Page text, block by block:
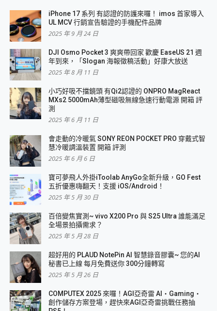
iPhone 17 系列 有認證的防護來囉！ imos 首家導入
UL MCV 行銷宣告驗證的手機配件品牌
2025 年 9 月 24 日
DJI Osmo Pocket 3 爽爽帶回家 歡慶 EaseUS 21 週
年到來，「Slogan 海報徵稿活動」好康大放送
2025 年 8 月 11 日
小巧好吸不擋鏡頭 有Qi2認證的 ONPRO MagReact
MXs2 5000mAh薄型磁吸無線急速行動電源 開箱 評
測
2025 年 6 月 11 日
會走動的冷暖氣 SONY REON POCKET PRO 穿戴式智
慧冷暖調溫裝置 開箱 評測
2025 年 6 月 6 日
寶可夢飛人外掛iToolab AnyGo全新升級，GO Fest
五折優惠嗨翻天！支援 iOS/Android！
2025 年 5 月 30 日
百倍變焦實測~ vivo X200 Pro 與 S25 Ultra 誰能滿足
全場景拍攝需求？
2025 年 5 月 28 日
超好用的 PLAUD NotePin AI 智慧錄音膠囊~ 您的AI
秘書已上線 每月免費送你 300分鐘轉寫
2025 年 5 月 26 日
COMPUTEX 2025 來囉！AGI亞奇雷 AI・Gaming・
創作儲存方案登場，趕快來AGI亞奇雷挑戰任務抽